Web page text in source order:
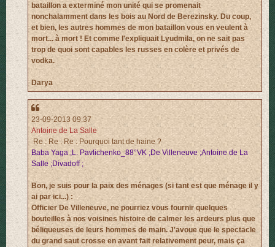
bataillon a exterminé mon unité qui se promenait
nonchalamment dans les bois au Nord de Berezinsky. Du coup,
et bien, les autres hommes de mon bataillon vous en veulent à
mort... à mort ! Et comme l'expliquait Lyudmila, on ne sait pas
trop de quoi sont capables les russes en colère et privés de
vodka.
Darya
23-09-2013 09:37
Antoine de La Salle
Re : Re : Re : Pourquoi tant de haine ?
Baba Yaga ;L. Pavlichenko_88°VK ;De Villeneuve ;Antoine de La
Salle ;Divadoff ;
Bon, je suis pour la paix des ménages (si tant est que ménage il y
ai par ici...) :
Officier De Villeneuve, ne pourriez vous fournir quelques
bouteilles à nos voisines histoire de calmer les ardeurs plus que
béliqueuses de leurs hommes de main. J'avoue que le spectacle
du grand saut crosse en avant fait relativement peur, mais ça